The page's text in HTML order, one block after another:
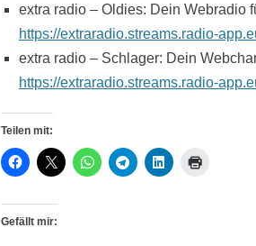
extra radio – Oldies: Dein Webradio
https://extraradio.streams.radio-
extra radio – Schlager: Dein
https://extraradio.streams.radio-
Teilen mit:
Gefällt mir: